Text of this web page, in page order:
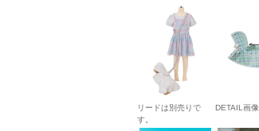
リードは別売りで
す。
DETAIL画像